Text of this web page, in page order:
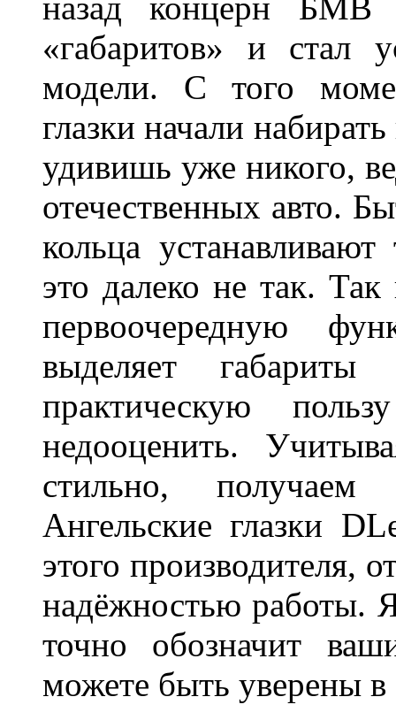
«габаритов» и стал
модели. С того
глазки начали
удивишь уже никого,
отечественных авто.
кольца
это далеко не так. Так
первоочередную
выделяет
практическую
недооценить.
стильно,
Ангельские глазки
этого производителя,
надёжностью работы.
точно обозначит
можете быть уверены